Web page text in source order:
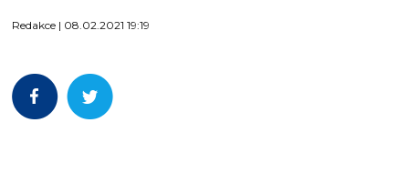
Redakce | 08.02.2021 19:19